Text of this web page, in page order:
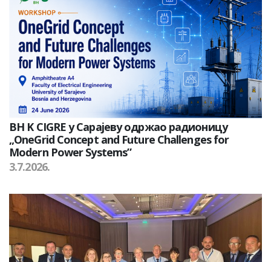
BH K CIGRE у Сарајеву одржао радионицу
„OneGrid Concept and Future Challenges for
Modern Power Systems”
3.7.2026.